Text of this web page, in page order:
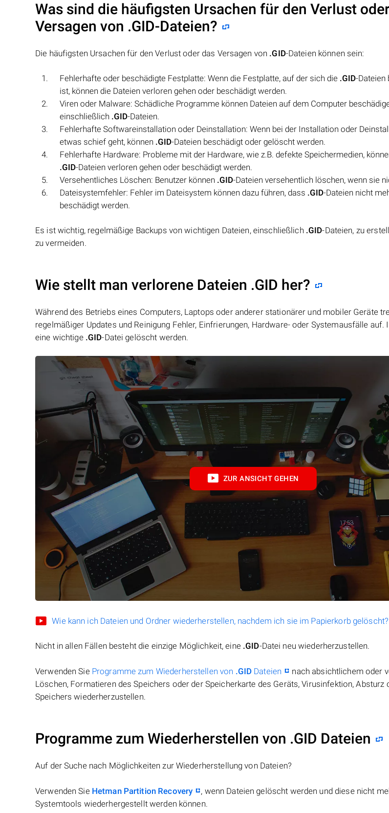
Was sind die häufigsten Ursachen für den Verlust
Versagen von .GID-Dateien?
Die häufigsten Ursachen für den Verlust oder das Versagen von .GID-Dateien können sein:
Fehlerhafte oder beschädigte Festplatte: Wenn die Festplatte, auf der sich die .GID-Dateien
ist, können die Dateien verloren gehen oder beschädigt werden.
Viren oder Malware: Schädliche Programme können Dateien auf dem Computer
einschließlich .GID-Dateien.
Fehlerhafte Softwareinstallation oder Deinstallation: Wenn bei der Installation oder
etwas schief geht, können .GID-Dateien beschädigt oder gelöscht werden.
Fehlerhafte Hardware: Probleme mit der Hardware, wie z.B. defekte Speichermedien,
.GID-Dateien verloren gehen oder beschädigt werden.
Versehentliches Löschen: Benutzer können .GID-Dateien versehentlich löschen, wenn sie
Dateisystemfehler: Fehler im Dateisystem können dazu führen, dass .GID-Dateien nicht
beschädigt werden.
Es ist wichtig, regelmäßige Backups von wichtigen Dateien, einschließlich .GID-Dateien, zu
zu vermeiden.
Wie stellt man verlorene Dateien .GID her?
Während des Betriebs eines Computers, Laptops oder anderer stationärer und mobiler Geräte
regelmäßiger Updates und Reinigung Fehler, Einfrierungen, Hardware- oder Systemausfälle auf.
eine wichtige .GID-Datei gelöscht werden.
ZUR ANSICHT GEHEN
Wie kann ich Dateien und Ordner wiederherstellen, nachdem ich sie im Papierkorb gelöscht?
Nicht in allen Fällen besteht die einzige Möglichkeit, eine .GID-Datei neu wiederherzustellen.
Verwenden Sie Programme zum Wiederherstellen von .GID Dateien
nach absichtlichem oder
Löschen, Formatieren des Speichers oder der Speicherkarte des Geräts, Virusinfektion, Absturz
Speichers wiederherzustellen.
Programme zum Wiederherstellen von .GID Dateien
Auf der Suche nach Möglichkeiten zur Wiederherstellung von Dateien?
Verwenden Sie Hetman Partition Recovery
, wenn Dateien gelöscht werden und diese nicht
Systemtools wiederhergestellt werden können.